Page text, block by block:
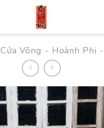
Cửa Võng - Hoành Phi